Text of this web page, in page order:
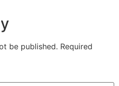
be published. Required